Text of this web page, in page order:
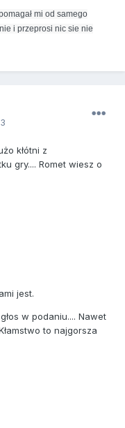
mi od samego
i przeprosi nic sie nie
kłótni z
gry.... Romet wiesz o
jest.
w podaniu.... Nawet
to najgorsza